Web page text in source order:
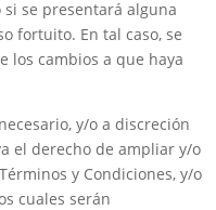
se presentará alguna
fortuito. En tal caso, se
los cambios a que haya
y/o a discreción
el derecho de ampliar y/o
y Condiciones, y/o
cuales serán